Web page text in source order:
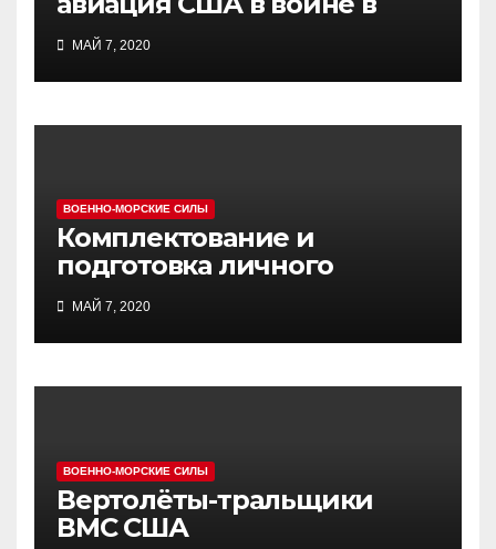
Индокитае
МАЙ 7, 2020
ВОЕННО-МОРСКИЕ СИЛЫ
Комплектование и
подготовка личного
состава атомных ракетных
подводных сил США
МАЙ 7, 2020
ВОЕННО-МОРСКИЕ СИЛЫ
Вертолёты-тральщики
ВМС США